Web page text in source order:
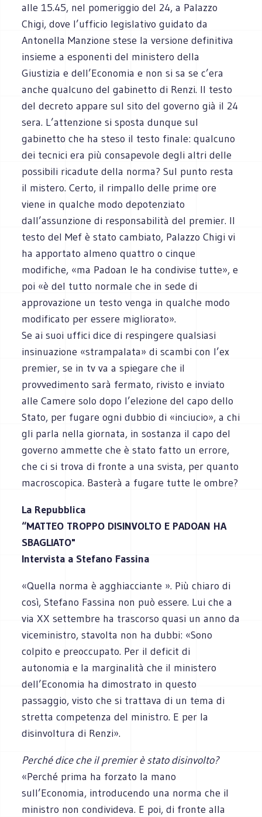
alle 15.45, nel pomeriggio del 24, a Palazzo
Chigi, dove l’ufficio legislativo guidato da
Antonella Manzione stese la versione definitiva
insieme a esponenti del ministero della
Giustizia e dell’Economia e non si sa se c’era
anche qualcuno del gabinetto di Renzi. Il testo
del decreto appare sul sito del governo già il 24
sera. L’attenzione si sposta dunque sul
gabinetto che ha steso il testo finale: qualcuno
dei tecnici era più consapevole degli altri delle
possibili ricadute della norma? Sul punto resta
il mistero. Certo, il rimpallo delle prime ore
viene in qualche modo depotenziato
dall’assunzione di responsabilità del premier. Il
testo del Mef è stato cambiato, Palazzo Chigi vi
ha apportato almeno quattro o cinque
modifiche, «ma Padoan le ha condivise tutte», e
poi «è del tutto normale che in sede di
approvazione un testo venga in qualche modo
modificato per essere migliorato».
Se ai suoi uffici dice di respingere qualsiasi
insinuazione «strampalata» di scambi con l’ex
premier, se in tv va a spiegare che il
provvedimento sarà fermato, rivisto e inviato
alle Camere solo dopo l’elezione del capo dello
Stato, per fugare ogni dubbio di «inciucio», a chi
gli parla nella giornata, in sostanza il capo del
governo ammette che è stato fatto un errore,
che ci si trova di fronte a una svista, per quanto
macroscopica. Basterà a fugare tutte le ombre?
La Repubblica
“MATTEO TROPPO DISINVOLTO E PADOAN HA
SBAGLIATO"
Intervista a Stefano Fassina
«Quella norma è agghiacciante ». Più chiaro di
così, Stefano Fassina non può essere. Lui che a
via XX settembre ha trascorso quasi un anno da
viceministro, stavolta non ha dubbi: «Sono
colpito e preoccupato. Per il deficit di
autonomia e la marginalità che il ministero
dell’Economia ha dimostrato in questo
passaggio, visto che si trattava di un tema di
stretta competenza del ministro. E per la
disinvoltura di Renzi».
Perché dice che il premier è stato disinvolto?
«Perché prima ha forzato la mano
sull’Economia, introducendo una norma che il
ministro non condivideva. E poi, di fronte alla